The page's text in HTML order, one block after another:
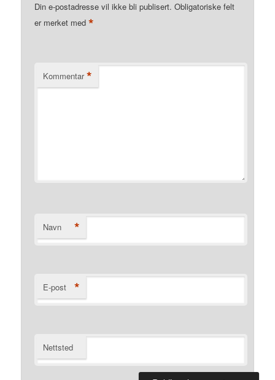
Din e-postadresse vil ikke bli publisert. Obligatoriske felt
er merket med*
Kommentar *
Navn *
E-post *
Nettsted